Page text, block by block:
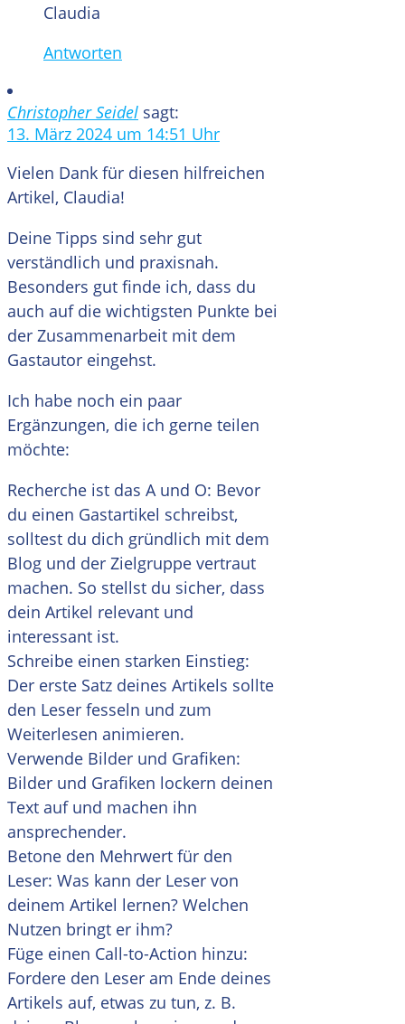
Claudia
Antworten
Christopher Seidel sagt:
13. März 2024 um 14:51 Uhr
Vielen Dank für diesen hilfreichen
Artikel, Claudia!
Deine Tipps sind sehr gut
verständlich und praxisnah.
Besonders gut finde ich, dass du
auch auf die wichtigsten Punkte bei
der Zusammenarbeit mit dem
Gastautor eingehst.
Ich habe noch ein paar
Ergänzungen, die ich gerne teilen
möchte:
Recherche ist das A und O: Bevor
du einen Gastartikel schreibst,
solltest du dich gründlich mit dem
Blog und der Zielgruppe vertraut
machen. So stellst du sicher, dass
dein Artikel relevant und
interessant ist.
Schreibe einen starken Einstieg:
Der erste Satz deines Artikels sollte
den Leser fesseln und zum
Weiterlesen animieren.
Verwende Bilder und Grafiken:
Bilder und Grafiken lockern deinen
Text auf und machen ihn
ansprechender.
Betone den Mehrwert für den
Leser: Was kann der Leser von
deinem Artikel lernen? Welchen
Nutzen bringt er ihm?
Füge einen Call-to-Action hinzu:
Fordere den Leser am Ende deines
Artikels auf, etwas zu tun, z. B.